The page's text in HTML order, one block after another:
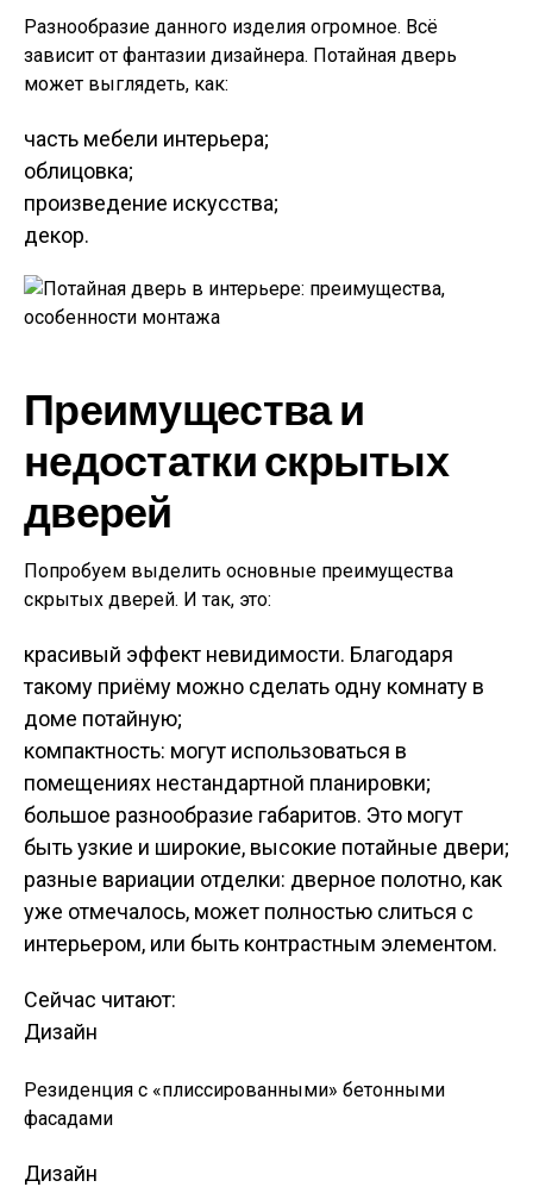
Разнообразие данного изделия огромное. Всё
зависит от фантазии дизайнера. Потайная дверь
может выглядеть, как:
часть мебели интерьера;
облицовка;
произведение искусства;
декор.
Преимущества и
недостатки скрытых
дверей
Попробуем выделить основные преимущества
скрытых дверей. И так, это:
красивый эффект невидимости. Благодаря
такому приёму можно сделать одну комнату в
доме потайную;
компактность: могут использоваться в
помещениях нестандартной планировки;
большое разнообразие габаритов. Это могут
быть узкие и широкие, высокие потайные двери;
разные вариации отделки: дверное полотно, как
уже отмечалось, может полностью слиться с
интерьером, или быть контрастным элементом.
Сейчас читают:
Дизайн
Резиденция с «плиссированными» бетонными
фасадами
Дизайн